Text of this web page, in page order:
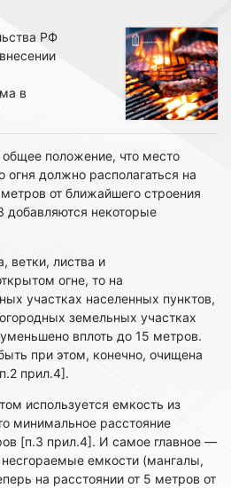
РФ
в
положение, что место
огня должно располагаться на
от ближайшего строения
добавляются некоторые
ветки, листва и
огне, то на
участках населенных пунктов,
земельных участках
вплоть до 15 метров.
при этом, конечно, очищена
прил.4].
используется емкость из
минимальное расстояние
[п.3 прил.4]. И самое главное —
емкости (мангалы,
на расстоянии от 5 метров от